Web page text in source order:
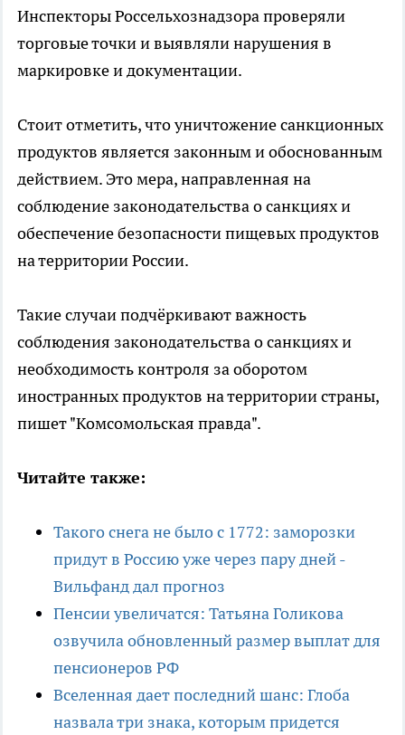
Инспекторы Россельхознадзора проверяли
торговые точки и выявляли нарушения в
маркировке и документации.
Стоит отметить, что уничтожение санкционных
продуктов является законным и обоснованным
действием. Это мера, направленная на
соблюдение законодательства о санкциях и
обеспечение безопасности пищевых продуктов
на территории России.
Такие случаи подчёркивают важность
соблюдения законодательства о санкциях и
необходимость контроля за оборотом
иностранных продуктов на территории страны,
пишет "Комсомольская правда".
Читайте также:
Такого снега не было с 1772: заморозки
придут в Россию уже через пару дней -
Вильфанд дал прогноз
Пенсии увеличатся: Татьяна Голикова
озвучила обновленный размер выплат для
пенсионеров РФ
Вселенная дает последний шанс: Глоба
назвала три знака, которым придется